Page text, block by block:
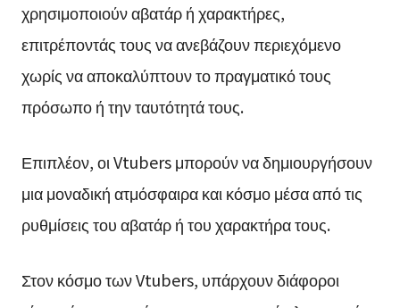
χρησιμοποιούν αβατάρ ή χαρακτήρες,
επιτρέποντάς τους να ανεβάζουν περιεχόμενο
χωρίς να αποκαλύπτουν το πραγματικό τους
πρόσωπο ή την ταυτότητά τους.
Επιπλέον, οι Vtubers μπορούν να δημιουργήσουν
μια μοναδική ατμόσφαιρα και κόσμο μέσα από τις
ρυθμίσεις του αβατάρ ή του χαρακτήρα τους.
Στον κόσμο των Vtubers, υπάρχουν διάφοροι